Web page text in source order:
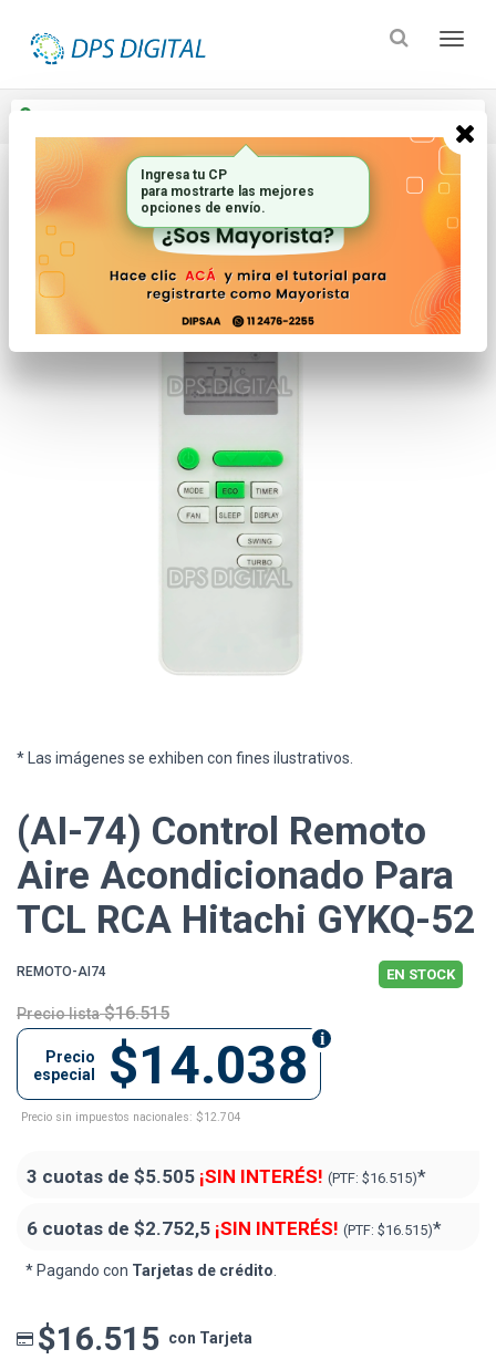
Inicio Controles Remotos Aire Acondicionado
* Las imágenes se exhiben con fines ilustrativos.
(AI-74) Control Remoto
Aire Acondicionado Para
TCL RCA Hitachi GYKQ-52
REMOTO-AI74 EN STOCK
Precio lista $16.515
$14.038
Precio
especial
Precio sin impuestos nacionales: $12.704
3 cuotas de $5.505 ¡SIN INTERÉS! (PTF: $16.515)*
6 cuotas de $2.752,5 ¡SIN INTERÉS! (PTF: $16.515)*
* Pagando con Tarjetas de crédito.
$16.515 con Tarjeta
Ingresa tu CP
para mostrarte las mejores
opciones de envío.